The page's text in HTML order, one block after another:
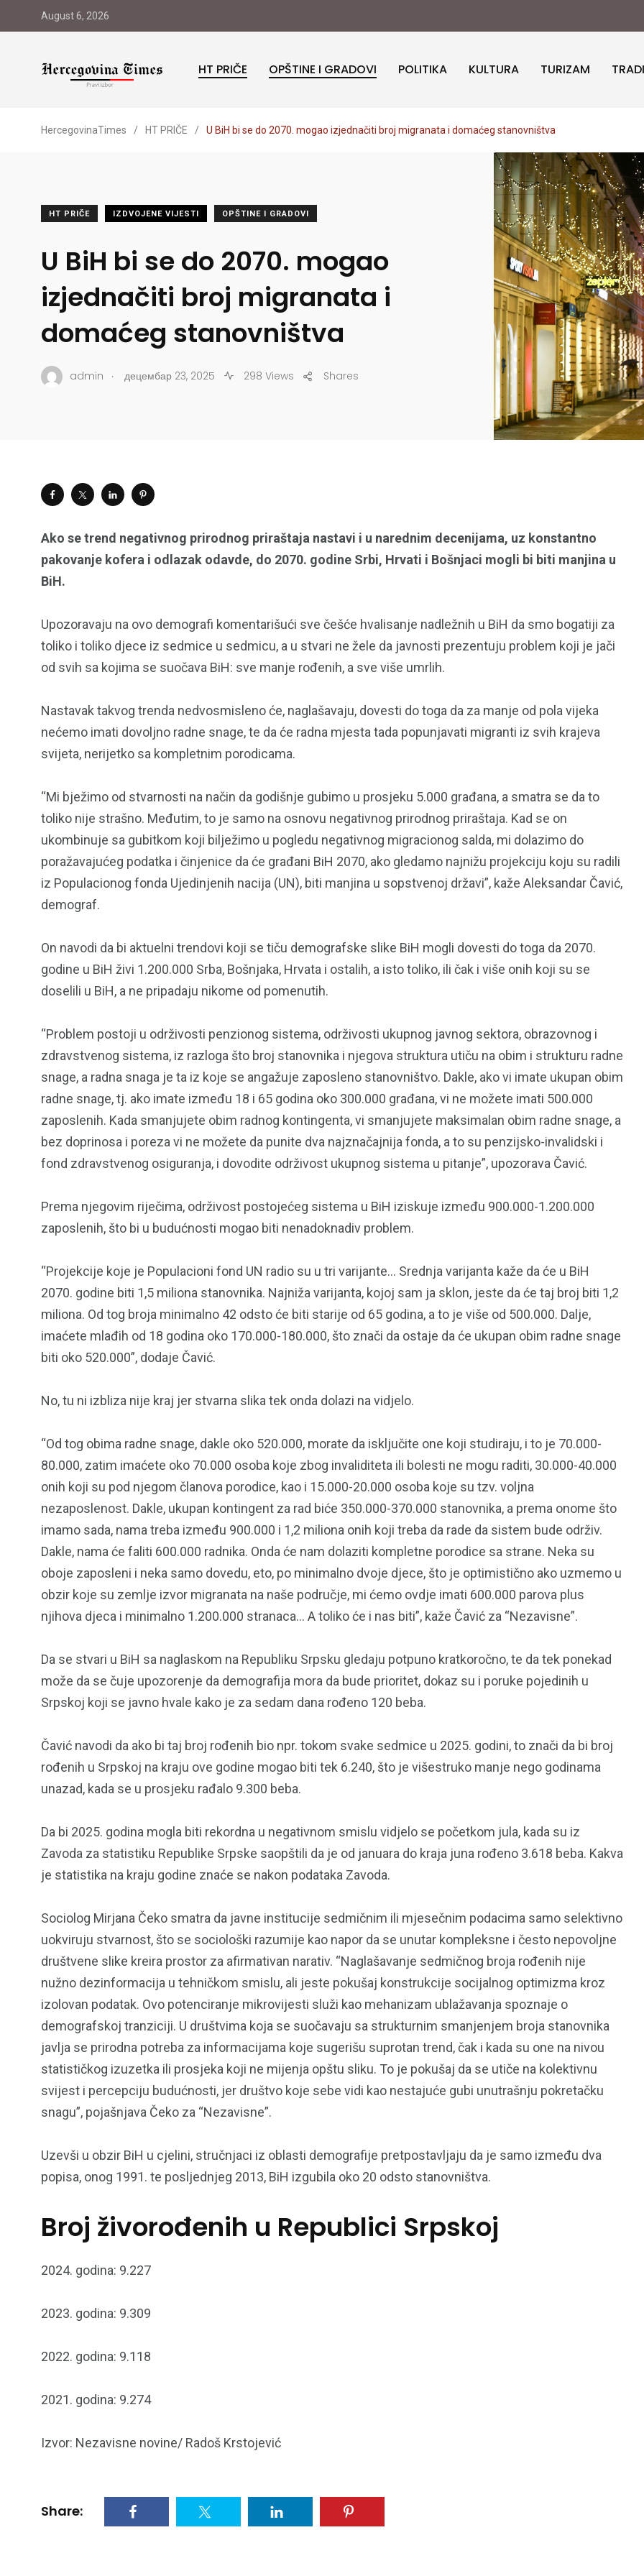
August 6, 2026
HT PRIČE OPŠTINE I GRADOVI POLITIKA KULTURA TURIZAM
HercegovinaTimes / HT PRIČE / U BiH bi se do 2070. mogao izjednačiti broj migranata i domaćeg stanovništva
HT PRIČE IZDVOJENE VIJESTI OPŠTINE I GRADOVI
U BiH bi se do 2070. mogao
izjednačiti broj migranata i
domaćeg stanovništva
admin . децембар 23, 2025 298 Views Shares
Ako se trend negativnog prirodnog priraštaja nastavi i u narednim decenijama, uz konstantno
pakovanje kofera i odlazak odavde, do 2070. godine Srbi, Hrvati i Bošnjaci mogli bi biti manjina u
BiH.
Upozoravaju na ovo demografi komentarišući sve češće hvalisanje nadležnih u BiH da smo bogatiji za
toliko i toliko djece iz sedmice u sedmicu, a u stvari ne žele da javnosti prezentuju problem koji je jači
od svih sa kojima se suočava BiH: sve manje rođenih, a sve više umrlih.
Nastavak takvog trenda nedvosmisleno će, naglašavaju, dovesti do toga da za manje od pola vijeka
nećemo imati dovoljno radne snage, te da će radna mjesta tada popunjavati migranti iz svih krajeva
svijeta, nerijetko sa kompletnim porodicama.
“Mi bježimo od stvarnosti na način da godišnje gubimo u prosjeku 5.000 građana, a smatra se da to
toliko nije strašno. Međutim, to je samo na osnovu negativnog prirodnog priraštaja. Kad se on
ukombinuje sa gubitkom koji bilježimo u pogledu negativnog migracionog salda, mi dolazimo do
poražavajućeg podatka i činjenice da će građani BiH 2070, ako gledamo najnižu projekciju koju su radili
iz Populacionog fonda Ujedinjenih nacija (UN), biti manjina u sopstvenoj državi”, kaže Aleksandar Čavić,
demograf.
On navodi da bi aktuelni trendovi koji se tiču demografske slike BiH mogli dovesti do toga da 2070.
godine u BiH živi 1.200.000 Srba, Bošnjaka, Hrvata i ostalih, a isto toliko, ili čak i više onih koji su se
doselili u BiH, a ne pripadaju nikome od pomenutih.
“Problem postoji u održivosti penzionog sistema, održivosti ukupnog javnog sektora, obrazovnog i
zdravstvenog sistema, iz razloga što broj stanovnika i njegova struktura utiču na obim i strukturu radne
snage, a radna snaga je ta iz koje se angažuje zaposleno stanovništvo. Dakle, ako vi imate ukupan obim
radne snage, tj. ako imate između 18 i 65 godina oko 300.000 građana, vi ne možete imati 500.000
zaposlenih. Kada smanjujete obim radnog kontingenta, vi smanjujete maksimalan obim radne snage, a
bez doprinosa i poreza vi ne možete da punite dva najznačajnija fonda, a to su penzijsko-invalidski i
fond zdravstvenog osiguranja, i dovodite održivost ukupnog sistema u pitanje”, upozorava Čavić.
Prema njegovim riječima, održivost postojećeg sistema u BiH iziskuje između 900.000-1.200.000
zaposlenih, što bi u budućnosti mogao biti nenadoknadiv problem.
“Projekcije koje je Populacioni fond UN radio su u tri varijante… Srednja varijanta kaže da će u BiH
2070. godine biti 1,5 miliona stanovnika. Najniža varijanta, kojoj sam ja sklon, jeste da će taj broj biti 1,2
miliona. Od tog broja minimalno 42 odsto će biti starije od 65 godina, a to je više od 500.000. Dalje,
imaćete mlađih od 18 godina oko 170.000-180.000, što znači da ostaje da će ukupan obim radne snage
biti oko 520.000”, dodaje Čavić.
No, tu ni izbliza nije kraj jer stvarna slika tek onda dolazi na vidjelo.
“Od tog obima radne snage, dakle oko 520.000, morate da isključite one koji studiraju, i to je 70.000-
80.000, zatim imaćete oko 70.000 osoba koje zbog invaliditeta ili bolesti ne mogu raditi, 30.000-40.000
onih koji su pod njegom članova porodice, kao i 15.000-20.000 osoba koje su tzv. voljna
nezaposlenost. Dakle, ukupan kontingent za rad biće 350.000-370.000 stanovnika, a prema onome što
imamo sada, nama treba između 900.000 i 1,2 miliona onih koji treba da rade da sistem bude održiv.
Dakle, nama će faliti 600.000 radnika. Onda će nam dolaziti kompletne porodice sa strane. Neka su
oboje zaposleni i neka samo dovedu, eto, po minimalno dvoje djece, što je optimistično ako uzmemo u
obzir koje su zemlje izvor migranata na naše područje, mi ćemo ovdje imati 600.000 parova plus
njihova djeca i minimalno 1.200.000 stranaca… A toliko će i nas biti”, kaže Čavić za “Nezavisne”.
Da se stvari u BiH sa naglaskom na Republiku Srpsku gledaju potpuno kratkoročno, te da tek ponekad
može da se čuje upozorenje da demografija mora da bude prioritet, dokaz su i poruke pojedinih u
Srpskoj koji se javno hvale kako je za sedam dana rođeno 120 beba.
Čavić navodi da ako bi taj broj rođenih bio npr. tokom svake sedmice u 2025. godini, to znači da bi broj
rođenih u Srpskoj na kraju ove godine mogao biti tek 6.240, što je višestruko manje nego godinama
unazad, kada se u prosjeku rađalo 9.300 beba.
Da bi 2025. godina mogla biti rekordna u negativnom smislu vidjelo se početkom jula, kada su iz
Zavoda za statistiku Republike Srpske saopštili da je od januara do kraja juna rođeno 3.618 beba. Kakva
je statistika na kraju godine znaće se nakon podataka Zavoda.
Sociolog Mirjana Čeko smatra da javne institucije sedmičnim ili mjesečnim podacima samo selektivno
uokviruju stvarnost, što se sociološki razumije kao napor da se unutar kompleksne i često nepovoljne
društvene slike kreira prostor za afirmativan narativ. “Naglašavanje sedmičnog broja rođenih nije
nužno dezinformacija u tehničkom smislu, ali jeste pokušaj konstrukcije socijalnog optimizma kroz
izolovan podatak. Ovo potenciranje mikrovijesti služi kao mehanizam ublažavanja spoznaje o
demografskoj tranziciji. U društvima koja se suočavaju sa strukturnim smanjenjem broja stanovnika
javlja se prirodna potreba za informacijama koje sugerišu suprotan trend, čak i kada su one na nivou
statističkog izuzetka ili prosjeka koji ne mijenja opštu sliku. To je pokušaj da se utiče na kolektivnu
svijest i percepciju budućnosti, jer društvo koje sebe vidi kao nestajuće gubi unutrašnju pokretačku
snagu”, pojašnjava Čeko za “Nezavisne”.
Uzevši u obzir BiH u cjelini, stručnjaci iz oblasti demografije pretpostavljaju da je samo između dva
popisa, onog 1991. te posljednjeg 2013, BiH izgubila oko 20 odsto stanovništva.
Broj živorođenih u Republici Srpskoj
2024. godina: 9.227
2023. godina: 9.309
2022. godina: 9.118
2021. godina: 9.274
Izvor: Nezavisne novine/ Radoš Krstojević
Share:
153 129
SPORT SVIJET
97 33
Uncategorized